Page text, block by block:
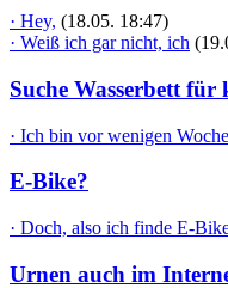
· Hey, (18.05. 18:47)
· Weiß ich gar nicht, ich
Suche Wasserbett für
· Ich bin vor wenigen
E-Bike?
· Doch, also ich finde E-
Urnen auch im